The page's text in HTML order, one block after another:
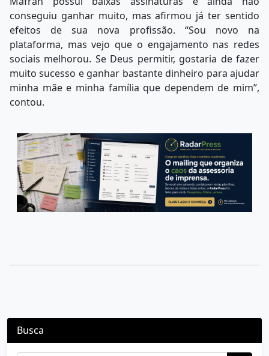
conseguiu ganhar muito, mas afirmou já ter sentido
efeitos de sua nova profissão. “Sou novo na
plataforma, mas vejo que o engajamento nas redes
sociais melhorou. Se Deus permitir, gostaria de fazer
muito sucesso e ganhar bastante dinheiro para ajudar
minha mãe e minha família que dependem de mim”,
contou.
Busca